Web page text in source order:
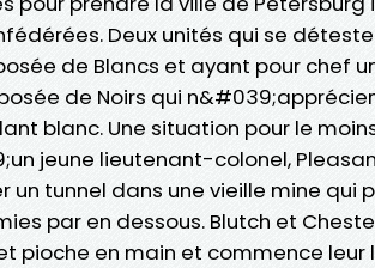
Deux unités qui se
de Blancs et ayant pour chef
de Noirs qui
blanc. Une situation pour le
jeune lieutenant-colonel,
un tunnel dans une vieille mine qui
par en dessous. Blutch et
pioche en main et commence leur